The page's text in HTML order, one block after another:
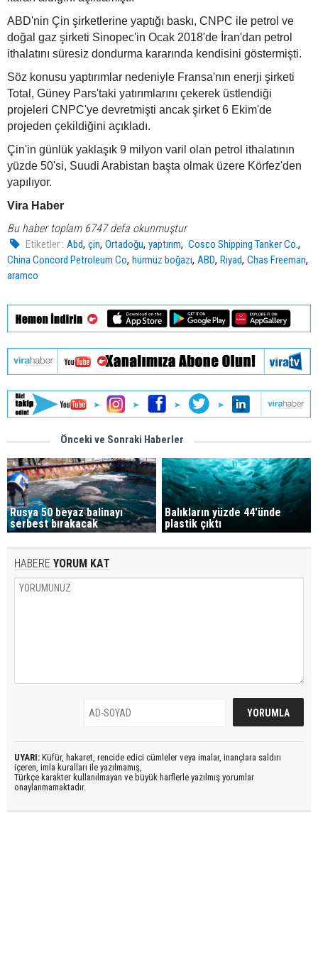
ABD'nin Çin şirketlerine yaptığı baskı, CNPC ile petrol ve
doğal gaz şirketi Sinopec'in Ocak 2018'de İran'dan petrol
ithalatını süresiz dondurma kararında kendisini göstermişti.
Söz konusu yaptırımlar nedeniyle Fransa'nın enerji şirketi
Total, Güney Pars'taki yatırımlarını çekerek üstlendiği
projeleri CNPC'ye devretmişti ancak şirket 6 Ekim'de
projeden çekildiğini açıkladı.
Çin'in günlük yaklaşık 9 milyon varil olan petrol ithalatının
yüzde 50'si, Suudi Arabistan başta olmak üzere Körfez'den
yapılıyor.
Vira Haber
Bu haber toplam 6747 defa okunmuştur
Etiketler : Abd,çin,Ortadoğu,yaptırım, Cosco Shipping Tanker Co.,
China Concord Petroleum Co, hürmüz boğazı, ABD, Riyad, Chas Freeman,
aramco
Önceki ve Sonraki Haberler
Rusya 50 beyaz balinayı
serbest bırakacak
Balıkların yüzde 44'ünde
plastik çıktı
HABERE YORUM KAT
UYARI: Küfür, hakaret, rencide edici cümleler veya imalar, inançlara saldırı
içeren, imla kuralları ile yazılmamış,
Türkçe karakter kullanılmayan ve büyük harflerle yazılmış yorumlar
onaylanmamaktadır.